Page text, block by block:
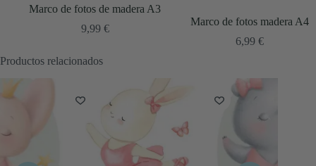
Marco de fotos de madera A3
9,99 €
Marco de fotos madera A4
6,99 €
Productos relacionados